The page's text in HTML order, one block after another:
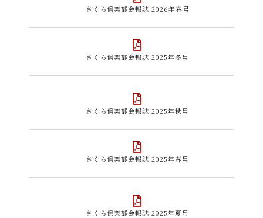
さくら倶楽部会報誌 2026年春号
さくら倶楽部会報誌 2025年冬号
さくら倶楽部会報誌 2025年秋号
さくら倶楽部会報誌 2025年春号
さくら倶楽部会報誌 2025年夏号